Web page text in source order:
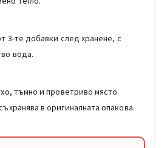
3-те добавки след хранене, с
вода.
тъмно и проветриво място.
в оригиналната опакова.